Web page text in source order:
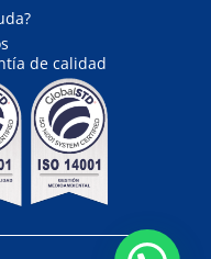
de calidad